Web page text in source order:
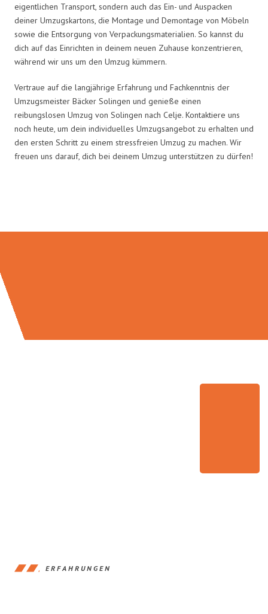
eigentlichen Transport, sondern auch das Ein- und Auspacken
deiner Umzugskartons, die Montage und Demontage von Möbeln
sowie die Entsorgung von Verpackungsmaterialien. So kannst du
dich auf das Einrichten in deinem neuen Zuhause konzentrieren,
während wir uns um den Umzug kümmern.
Vertraue auf die langjährige Erfahrung und Fachkenntnis der
Umzugsmeister Bäcker Solingen und genieße einen
reibungslosen Umzug von Solingen nach Celje. Kontaktiere uns
noch heute, um dein individuelles Umzugsangebot zu erhalten und
den ersten Schritt zu einem stressfreien Umzug zu machen. Wir
freuen uns darauf, dich bei deinem Umzug unterstützen zu dürfen!
ERFAHRUNGEN